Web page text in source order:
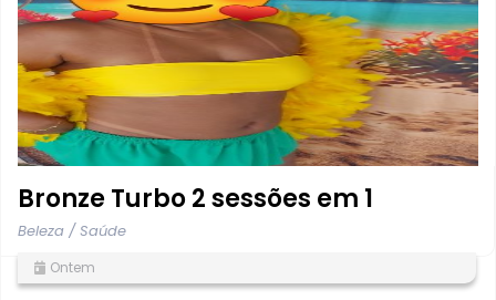
Bronze Turbo 2 sessões em 1
Beleza / Saúde
Ontem